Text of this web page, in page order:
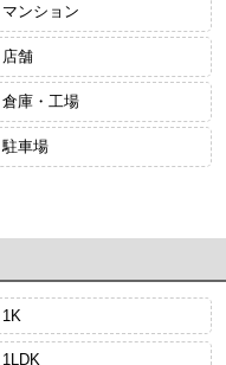
マンション
店舗
倉庫・工場
駐車場
1K
1LDK